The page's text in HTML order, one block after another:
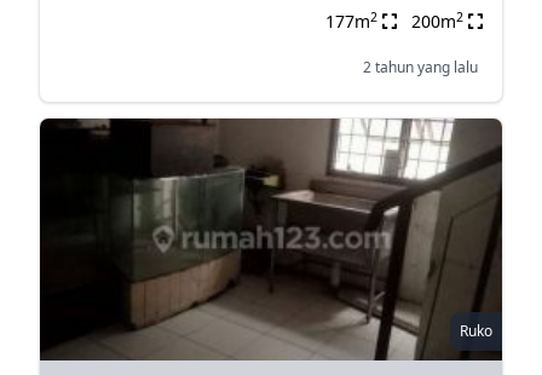
177m2 200m2
2 tahun yang lalu
Ruko